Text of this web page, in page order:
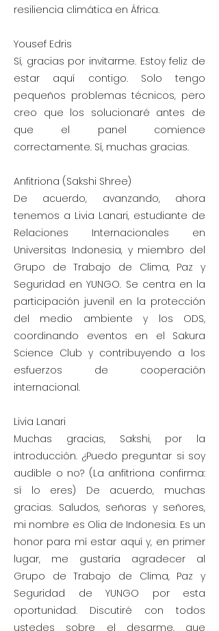
resiliencia climática en África.
Yousef Edris
Sí, gracias por invitarme. Estoy feliz de
estar aquí contigo. Solo tengo
pequeños problemas técnicos, pero
creo que los solucionaré antes de
que el panel comience
correctamente. Sí, muchas gracias.
Anfitriona (Sakshi Shree)
De acuerdo, avanzando, ahora
tenemos a Livia Lanari, estudiante de
Relaciones Internacionales en
Universitas Indonesia, y miembro del
Grupo de Trabajo de Clima, Paz y
Seguridad en YUNGO. Se centra en la
participación juvenil en la protección
del medio ambiente y los ODS,
coordinando eventos en el Sakura
Science Club y contribuyendo a los
esfuerzos de cooperación
internacional.
Livia Lanari
Muchas gracias, Sakshi, por la
introducción. ¿Puedo preguntar si soy
audible o no? (La anfitriona confirma:
sí lo eres) De acuerdo, muchas
gracias. Saludos, señoras y señores,
mi nombre es Olia de Indonesia. Es un
honor para mí estar aquí y, en primer
lugar, me gustaría agradecer al
Grupo de Trabajo de Clima, Paz y
Seguridad de YUNGO por esta
oportunidad. Discutiré con todos
ustedes sobre el desarme, que